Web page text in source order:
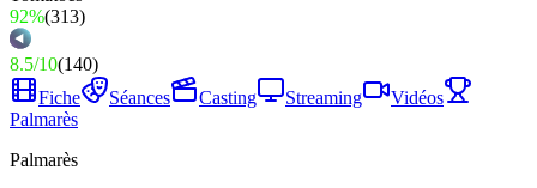
92%(313)
8.5/10(140)
Fiche
Séances Casting Streaming
Vidéos
Palmarès
Palmarès